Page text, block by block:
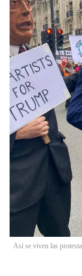
Así se viven las